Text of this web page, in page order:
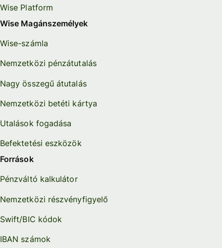
Wise Platform
Wise Magánszemélyek
Wise-számla
Nemzetközi pénzátutalás
Nagy összegű átutalás
Nemzetközi betéti kártya
Utalások fogadása
Befektetési eszközök
Források
Pénzváltó kalkulátor
Nemzetközi részvényfigyelő
Swift/BIC kódok
IBAN számok